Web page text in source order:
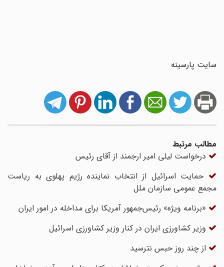
سایت پارسینه
مطالب مرتبط
درخواست لیلی امیر ارجمند از آقای رئیس
حمایت اسرائیل از انتخاب نماینده رژیم پهلوی به ریاست
مجمع عمومی سازمان ملل
«برنامه ویژه» رئیس‌جمهور آمریکا برای مداخله در امور ایران
وزیر کشاورزی ایران در کنار وزیر کشاورزی اسرائیل
از چند روز حبس نترسید